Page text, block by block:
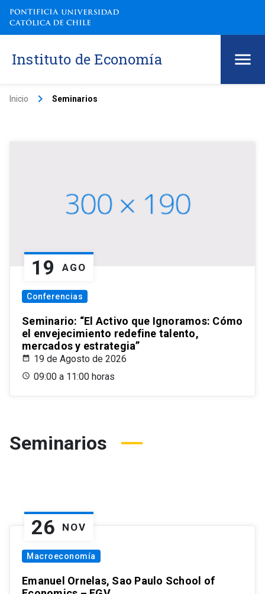
Instituto de Economía
Inicio keyboard_arrow_right Seminarios
19 AGO
Conferencias
Seminario: “El Activo que Ignoramos: Cómo
el envejecimiento redefine talento,
mercados y estrategia”
19 de Agosto de 2026
09:00 a 11:00 horas
Seminarios
26 NOV
Macroeconomía
Emanuel Ornelas, Sao Paulo School of